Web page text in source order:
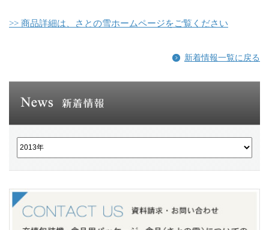
>> 商品詳細は、さとの雪ホームページをご覧ください
新着情報一覧に戻る